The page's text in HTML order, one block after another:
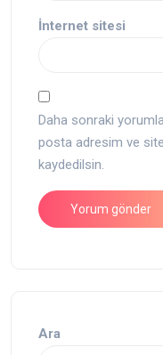
İnternet sitesi
Daha sonraki
posta adresim ve
kaydedilsin.
Ara